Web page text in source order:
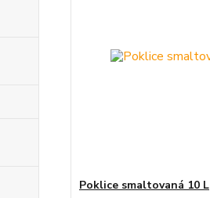
Poklice smaltovaná 10 L